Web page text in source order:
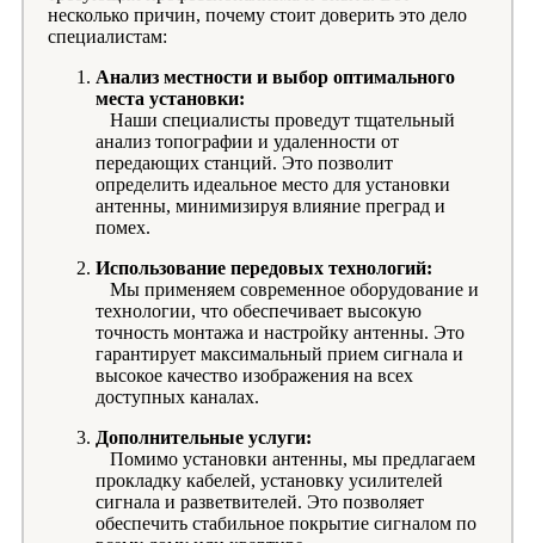
несколько причин, почему стоит доверить это дело
специалистам:
Анализ местности и выбор оптимального
места установки:
Наши специалисты проведут тщательный
анализ топографии и удаленности от
передающих станций. Это позволит
определить идеальное место для установки
антенны, минимизируя влияние преград и
помех.
Использование передовых технологий:
Мы применяем современное оборудование и
технологии, что обеспечивает высокую
точность монтажа и настройку антенны. Это
гарантирует максимальный прием сигнала и
высокое качество изображения на всех
доступных каналах.
Дополнительные услуги:
Помимо установки антенны, мы предлагаем
прокладку кабелей, установку усилителей
сигнала и разветвителей. Это позволяет
обеспечить стабильное покрытие сигналом по